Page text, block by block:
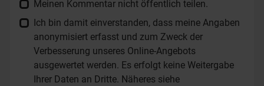
Meinen Kommentar nicht öffentlich teilen.
Ich bin damit einverstanden, dass meine Angaben
anonymisiert erfasst und zum Zweck der
Verbesserung unseres Online-Angebots
ausgewertet werden. Es erfolgt keine Weitergabe
Ihrer Daten an Dritte. Näheres siehe